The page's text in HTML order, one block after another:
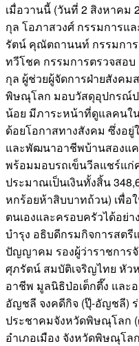
เมื่อวานนี้ (วันที่ 2 สิงหาคม
กุล โอภาสวงศ์ กรรมการแ
รัตน์ คุณัตถานนท์ กรรมกา
ทวีโชค กรรมการตรวจสอ
กุล ผู้ช่วยผู้จัดการฝ่ายสังค
พิษณุโลก มอบวัสดุอุปกรณ์
น้อย มีภาระหน้าที่ดูแลคนใ
ด้อยโอกาสทางสังคม ซึ่งอ
และพัฒนาอาชีพบ้านสองแ
พร้อมมอบรถเข็นวีลแชร์แก่
ประมาณเป็นเงินทั้งสิ้น
หกร้อยห้าสิบบาทถ้วน) เพื่อ
ตนเองและครอบครัวได้อย่
บำรุง อธิบดีกรมกิจการสต
ปัญญาคม รองผู้ว่าราชการ
ศุภรัตน์ สมบัติเจริญไทย หัว
อาชีพ มูลนิธิป่อเต็กตึ๊ง และ
อัญชลี จงคดีกิจ (ปุ๊-อัญชลี)
ประชาคมจังหวัดพิษณุโลก (
อำเภอเมือง จังหวัดพิษณุโลก